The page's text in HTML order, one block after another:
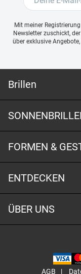
Mit meiner
Newsletter zuschickt,
über exklusive
Brillen
FORMEN &
ENTDECKEN
ÜBER UNS
AGB